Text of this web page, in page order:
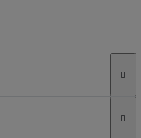

